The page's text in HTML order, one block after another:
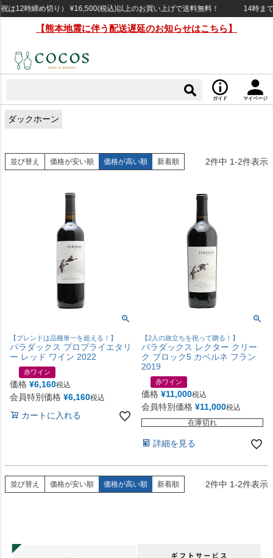
は12時締め切り） ¥16,500(税込)以上のお買い上げで送料無料！ 14時ま
【熊本地震に伴う配送遅延のお知らせはこちら】
ガイド マイページ
ダックホーン
並び替え 価格が安い順 価格が高い順 新着順 2件中 1-2件表示
【ブレンドは品種単一を超える！】
パラダックス プロプライエタリ
ー レッド ワイン 2022
赤ワイン
価格 ¥6,160税込
会員特別価格 ¥6,160税込
カートに入れる
【2人の旅立ちを祝って贈る！】
パラダックス レクター クリー
ク ブロック5 カベルネ フラン
2019
赤ワイン
価格 ¥11,000税込
会員特別価格 ¥11,000税込
在庫切れ
詳細を見る
並び替え 価格が安い順 価格が高い順 新着順 2件中 1-2件表示